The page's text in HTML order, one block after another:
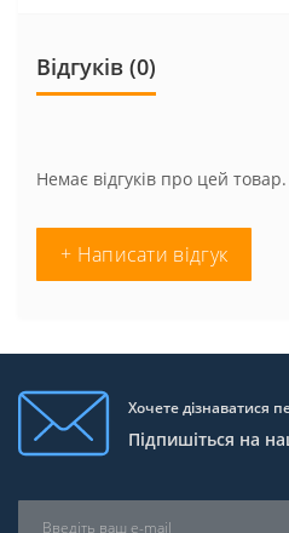
Відгуків (0)
Немає відгуків про цей товар.
+ Написати відгук
Хочете дізнаватися
Підпишіться на